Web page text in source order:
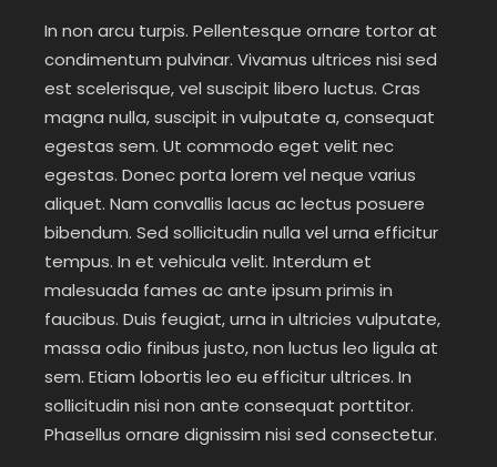
In non arcu turpis. Pellentesque ornare tortor at
condimentum pulvinar. Vivamus ultrices nisi sed
est scelerisque, vel suscipit libero luctus. Cras
magna nulla, suscipit in vulputate a, consequat
egestas sem. Ut commodo eget velit nec
egestas. Donec porta lorem vel neque varius
aliquet. Nam convallis lacus ac lectus posuere
bibendum. Sed sollicitudin nulla vel urna efficitur
tempus. In et vehicula velit. Interdum et
malesuada fames ac ante ipsum primis in
faucibus. Duis feugiat, urna in ultricies vulputate,
massa odio finibus justo, non luctus leo ligula at
sem. Etiam lobortis leo eu efficitur ultrices. In
sollicitudin nisi non ante consequat porttitor.
Phasellus ornare dignissim nisi sed consectetur.